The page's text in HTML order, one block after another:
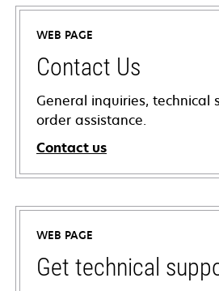
WEB PAGE
Contact Us
General inquiries, technical
order assistance.
Contact us
WEB PAGE
Get technical